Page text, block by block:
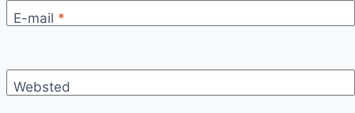
E-mail *
Websted